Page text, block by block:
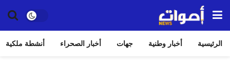
الرئيسية أخبار وطنية جهات أخبار الصحراء أنشطة ملكية